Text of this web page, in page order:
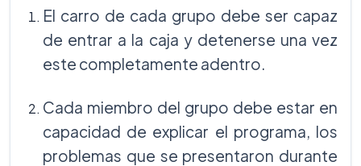
El carro de cada grupo debe ser capaz
de entrar a la caja y detenerse una vez
este completamente adentro.
Cada miembro del grupo debe estar en
capacidad de explicar el programa, los
problemas que se presentaron durante